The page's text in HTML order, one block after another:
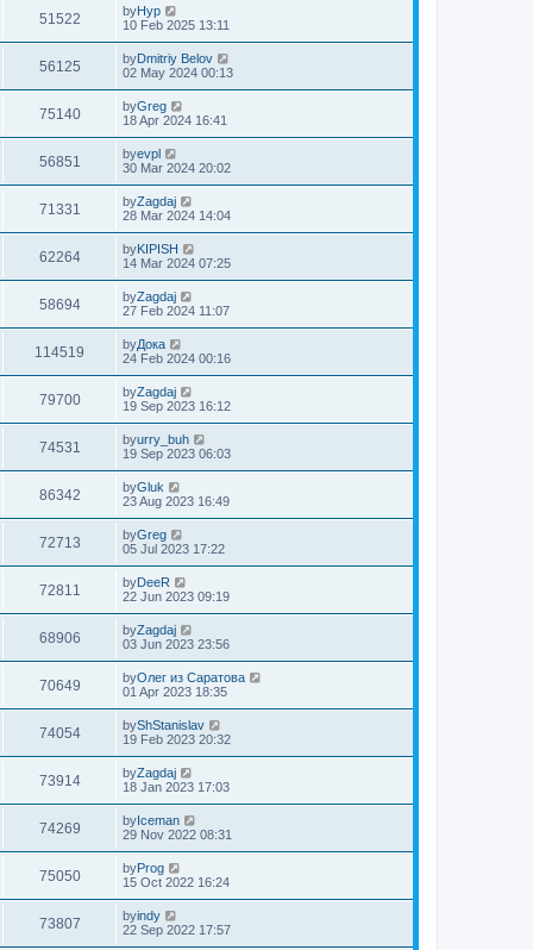
51522 byНур
10 Feb 2025 13:11
56125 byDmitriy Belov
02 May 2024 00:13
75140 byGreg
18 Apr 2024 16:41
56851 byevpl
30 Mar 2024 20:02
71331 byZagdaj
28 Mar 2024 14:04
62264 byKIPISH
14 Mar 2024 07:25
58694 byZagdaj
27 Feb 2024 11:07
114519 byДока
24 Feb 2024 00:16
79700 byZagdaj
19 Sep 2023 16:12
74531 byurry_buh
19 Sep 2023 06:03
86342 byGluk
23 Aug 2023 16:49
72713 byGreg
05 Jul 2023 17:22
72811 byDeeR
22 Jun 2023 09:19
68906 byZagdaj
03 Jun 2023 23:56
70649 byОлег из Саратова
01 Apr 2023 18:35
74054 byShStanislav
19 Feb 2023 20:32
73914 byZagdaj
18 Jan 2023 17:03
74269 byIceman
29 Nov 2022 08:31
75050 byProg
15 Oct 2022 16:24
73807 byindy
22 Sep 2022 17:57